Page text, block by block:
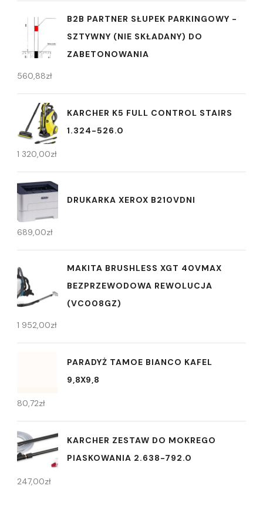
B2B PARTNER SŁUPEK PARKINGOWY -
SZTYWNY (NIE SKŁADANY) DO
ZABETONOWANIA
560,88zł
KARCHER K5 FULL CONTROL STAIRS
1.324-526.0
1 320,00zł
DRUKARKA XEROX B210VDNI
689,00zł
MAKITA BRUSHLESS XGT 40VMAX
BEZPRZEWODOWA REWOLUCJA
(VC008GZ)
1 952,00zł
PARADYŻ TAMOE BIANCO KAFEL
9,8X9,8
80,72zł
KARCHER ZESTAW DO MOKREGO
PIASKOWANIA 2.638-792.0
247,00zł